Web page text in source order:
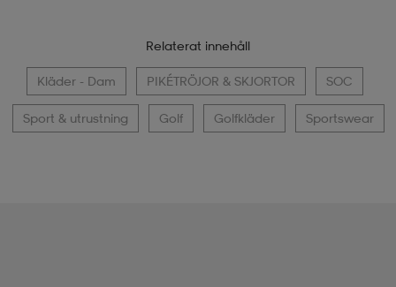
Relaterat innehåll
Kläder - Dam PIKÉTRÖJOR & SKJORTOR SOC
Sport & utrustning Golf Golfkläder Sportswear